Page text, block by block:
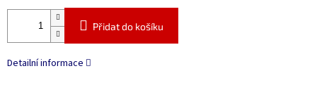
Přidat do košíku
Detailní informace